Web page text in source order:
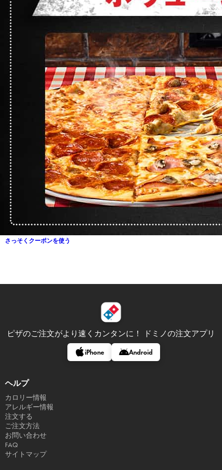
さっそくクーポンを使う
ピザのご注文がより速くカンタンに！ ドミノの注文アプリ
iPhone Android
ヘルプ
カロリー情報
アレルギー情報
注文する
ご注文方法
お問い合わせ
FAQ
サイトマップ